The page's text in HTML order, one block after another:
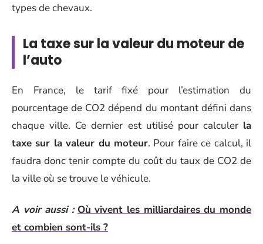
types de chevaux.
La taxe sur la valeur du moteur de
l’auto
En France, le tarif fixé pour l’estimation du
pourcentage de CO2 dépend du montant défini dans
chaque ville. Ce dernier est utilisé pour calculer la
taxe sur la valeur du moteur. Pour faire ce calcul, il
faudra donc tenir compte du coût du taux de CO2 de
la ville où se trouve le véhicule.
A voir aussi : Où vivent les milliardaires du monde
et combien sont-ils ?